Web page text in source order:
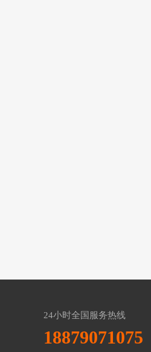
24小时全国服务热线
18879071075